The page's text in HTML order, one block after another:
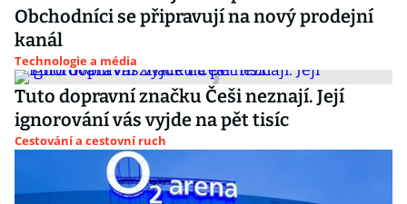
Obchodníci se připravují na nový prodejní
kanál
Technologie a média
Tuto dopravní značku Češi neznají. Její
ignorování vás vyjde na pět tisíc
Cestování a cestovní ruch